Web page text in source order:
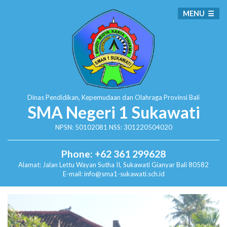
Dinas Pendidikan, Kepemudaan dan Olahraga Provinsi Bali
SMA Negeri 1 Sukawati
NPSN: 50102081 NSS: 301220504020
Phone: +62 361 299628
Alamat: Jalan Lettu Wayan Sutha II, SukawatiGianyar Bali 80582
E-mail: info@sma1-sukawati.sch.id
MENU